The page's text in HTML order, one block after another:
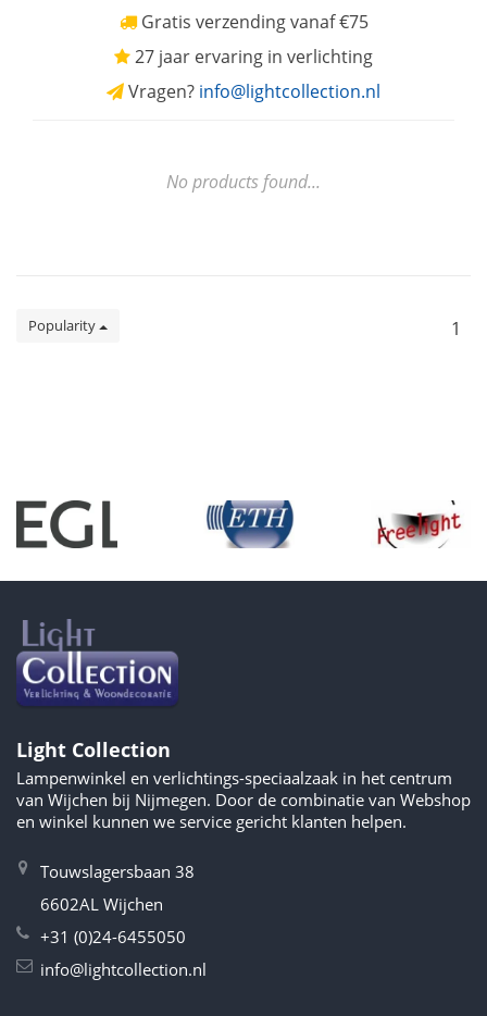
Gratis verzending vanaf €75
27 jaar ervaring in verlichting
Vragen? info@lightcollection.nl
No products found...
Popularity 1
Light Collection
Lampenwinkel en verlichtings-speciaalzaak in het centrum
van Wijchen bij Nijmegen. Door de combinatie van Webshop
en winkel kunnen we service gericht klanten helpen.
Touwslagersbaan 38
6602AL Wijchen
+31 (0)24-6455050
info@lightcollection.nl